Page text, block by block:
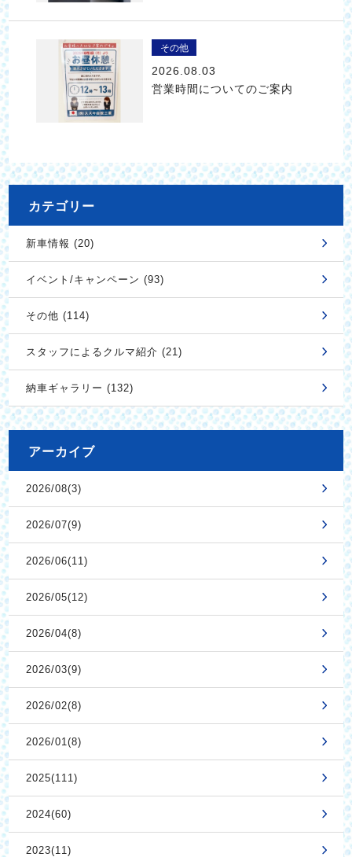
その他
2026.08.03
営業時間についてのご案内
カテゴリー
新車情報 (20)
イベント/キャンペーン (93)
その他 (114)
スタッフによるクルマ紹介 (21)
納車ギャラリー (132)
アーカイブ
2026/08(3)
2026/07(9)
2026/06(11)
2026/05(12)
2026/04(8)
2026/03(9)
2026/02(8)
2026/01(8)
2025(111)
2024(60)
2023(11)